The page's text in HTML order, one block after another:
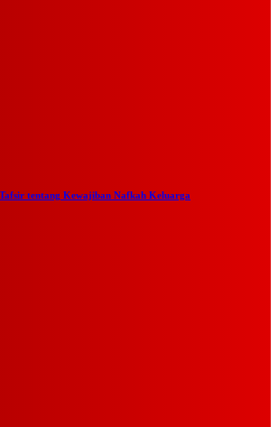
tentang Kewajiban Nafkah Keluarga